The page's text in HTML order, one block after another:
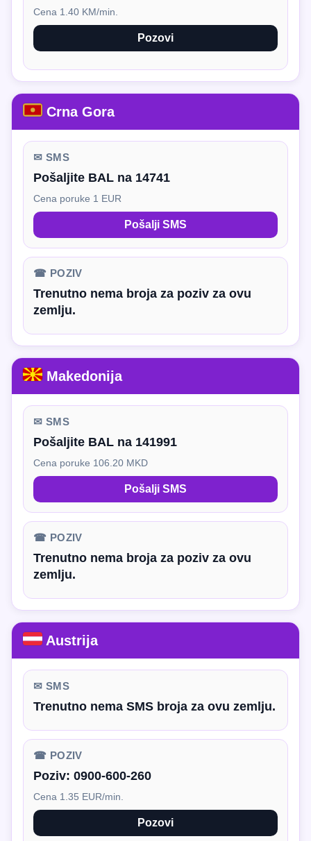
Cena 1.40 KM/min.
Pozovi
Crna Gora
✉ SMS
Pošaljite BAL na 14741
Cena poruke 1 EUR
Pošalji SMS
☎ POZIV
Trenutno nema broja za poziv za ovu
zemlju.
Makedonija
✉ SMS
Pošaljite BAL na 141991
Cena poruke 106.20 MKD
Pošalji SMS
☎ POZIV
Trenutno nema broja za poziv za ovu
zemlju.
Austrija
✉ SMS
Trenutno nema SMS broja za ovu zemlju.
☎ POZIV
Poziv: 0900-600-260
Cena 1.35 EUR/min.
Pozovi